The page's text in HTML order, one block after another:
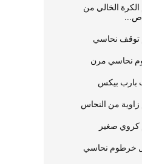
الخالي من
توقف نحاسي
نحاسي مرن
بارب بيكس
من النحاس
صغير
خرطوم نحاسي